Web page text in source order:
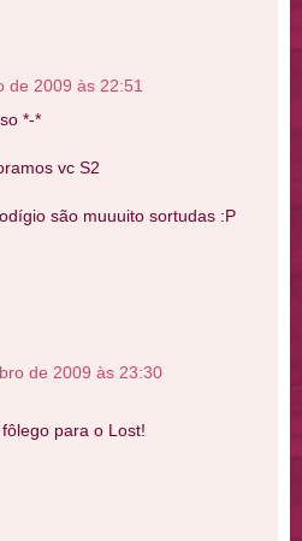
de 2009 às 22:51
*-*
vc S2
são muuuito sortudas :P
de 2009 às 23:30
para o Lost!